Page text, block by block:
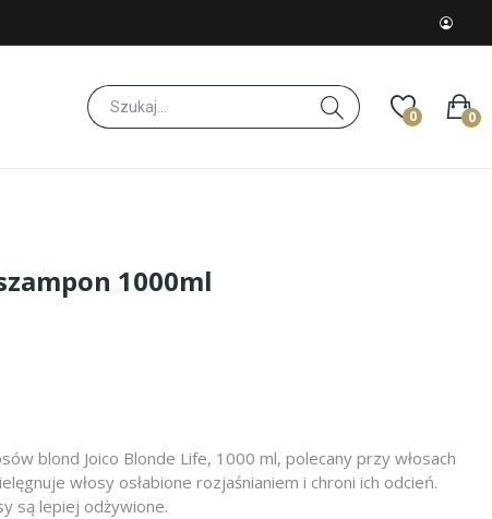
0 0
1000ml
blond Joico Blonde Life, 1000 ml, polecany przy włosach
włosy osłabione rozjaśnianiem i chroni ich odcień.
są lepiej odżywione.